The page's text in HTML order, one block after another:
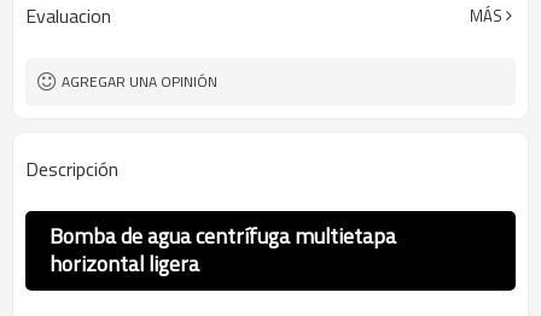
Evaluacion MÁS
AGREGAR UNA OPINIÓN
Descripción
Bomba de agua centrífuga multietapa
horizontal ligera